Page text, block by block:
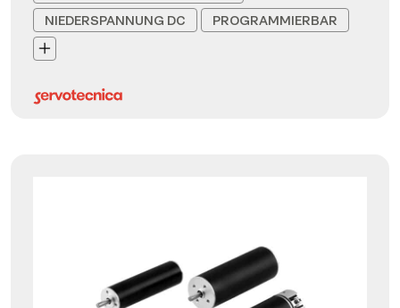
NIEDERSPANNUNG DC
PROGRAMMIERBAR